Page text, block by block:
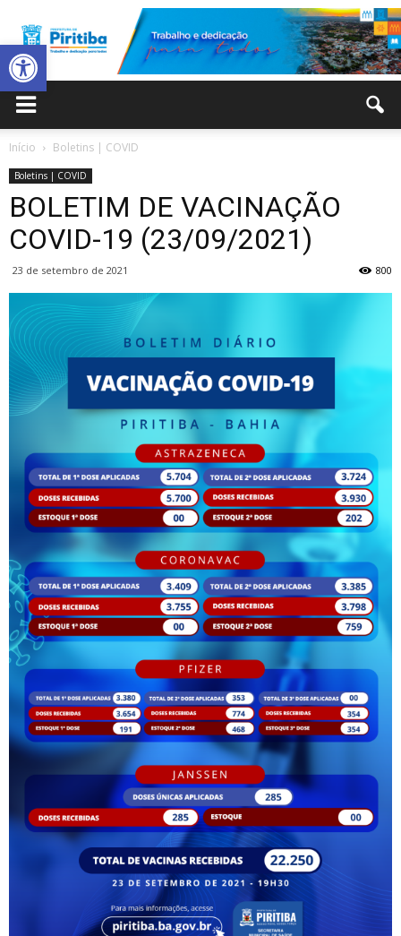
Abrir a barra de ferramentas
Municipal
Piritiba
Início Boletins | COVID
Boletins | COVID
BOLETIM DE VACINAÇÃO
COVID-19 (23/09/2021)
23 de setembro de 2021 800